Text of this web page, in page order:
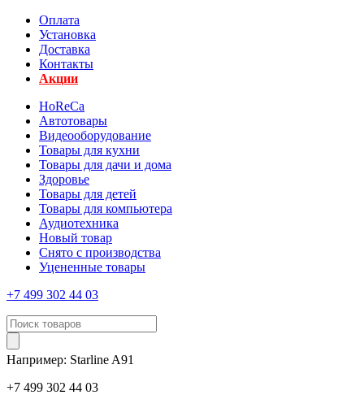
Оплата
Установка
Доставка
Контакты
Акции
HoReCa
Автотовары
Видеооборудование
Товары для кухни
Товары для дачи и дома
Здоровье
Товары для детей
Товары для компьютера
Аудиотехника
Новый товар
Снято с производства
Уцененные товары
+7 499 302 44 03
Например: Starline A91
+7 499 302 44 03